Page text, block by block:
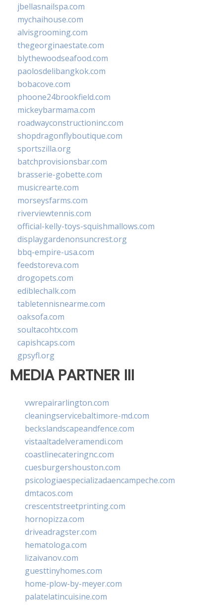
jbellasnailspa.com
mychaihouse.com
alvisgrooming.com
thegeorginaestate.com
blythewoodseafood.com
paolosdelibangkok.com
bobacove.com
phoone24brookfield.com
mickeybarmama.com
roadwayconstructioninc.com
shopdragonflyboutique.com
sportszilla.org
batchprovisionsbar.com
brasserie-gobette.com
musicrearte.com
morseysfarms.com
riverviewtennis.com
official-kelly-toys-squishmallows.com
displaygardenonsuncrest.org
bbq-empire-usa.com
feedstoreva.com
drogopets.com
ediblechalk.com
tabletennisnearme.com
oaksofa.com
soultacohtx.com
capishcaps.com
gpsyfl.org
MEDIA PARTNER III
vwrepairarlington.com
cleaningservicebaltimore-md.com
beckslandscapeandfence.com
vistaaltadelveramendi.com
coastlinecateringnc.com
cuesburgershouston.com
psicologiaespecializadaencampeche.com
dmtacos.com
crescentstreetprinting.com
hornopizza.com
driveadragster.com
hematologa.com
lizaivanov.com
guesttinyhomes.com
home-plow-by-meyer.com
palatelatincuisine.com